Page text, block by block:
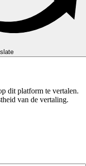
dit platform te vertalen.
van de vertaling.